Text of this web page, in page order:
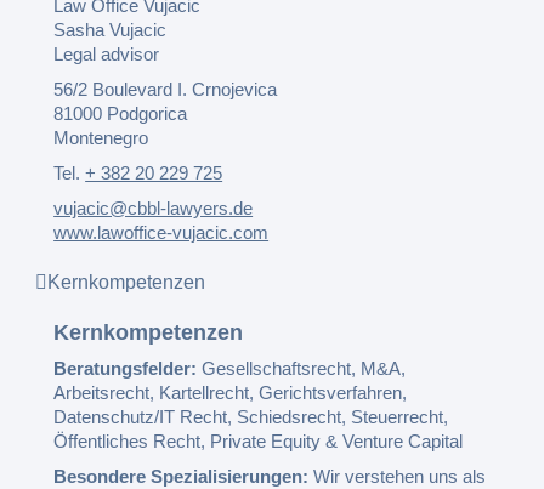
Law Office Vujacic
Sasha Vujacic
Legal advisor
56/2 Boulevard I. Crnojevica
81000 Podgorica
Montenegro
Tel.+ 382 20 229 725
vujacic@cbbl-lawyers.de
www.lawoffice-vujacic.com
Kernkompetenzen
Kernkompetenzen
Beratungsfelder: Gesellschaftsrecht, M&A,
Arbeitsrecht, Kartellrecht, Gerichtsverfahren,
Datenschutz/IT Recht, Schiedsrecht, Steuerrecht,
Öffentliches Recht, Private Equity & Venture Capital
Besondere Spezialisierungen: Wir verstehen uns als